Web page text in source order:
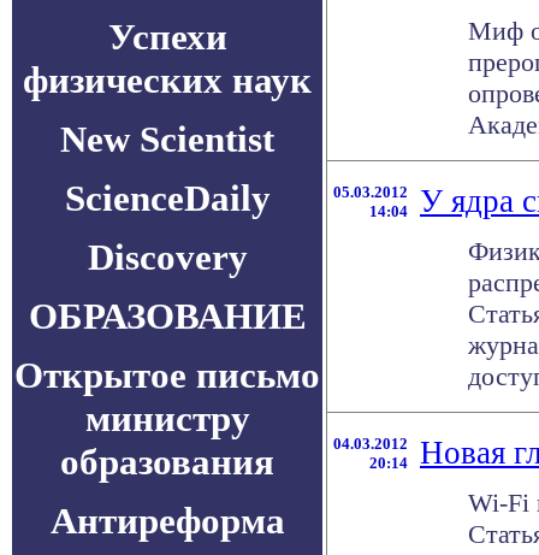
Успехи
физических наук
New Scientist
ScienceDaily
Discovery
ОБРАЗОВАНИЕ
Открытое письмо
министру
образования
Антиреформа
Миф о
05.03.2012
14:04
У ядра
04.03.2012
20:14
Новая
Wi-Fi